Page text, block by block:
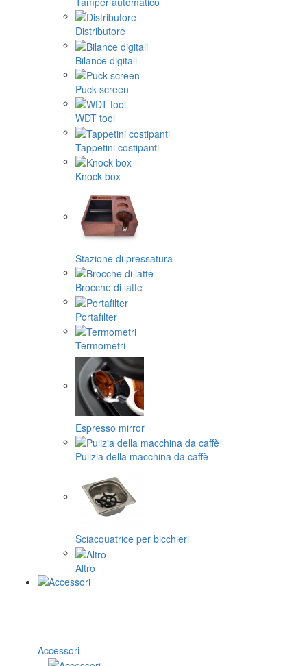
Distributore
Bilance digitali
Puck screen
WDT tool
Tappetini costipanti
Knock box
Stazione di pressatura
Brocche di latte
Portafilter
Termometri
Espresso mirror
Pulizia della macchina da caffè
Sciacquatrice per bicchieri
Altro
Accessori